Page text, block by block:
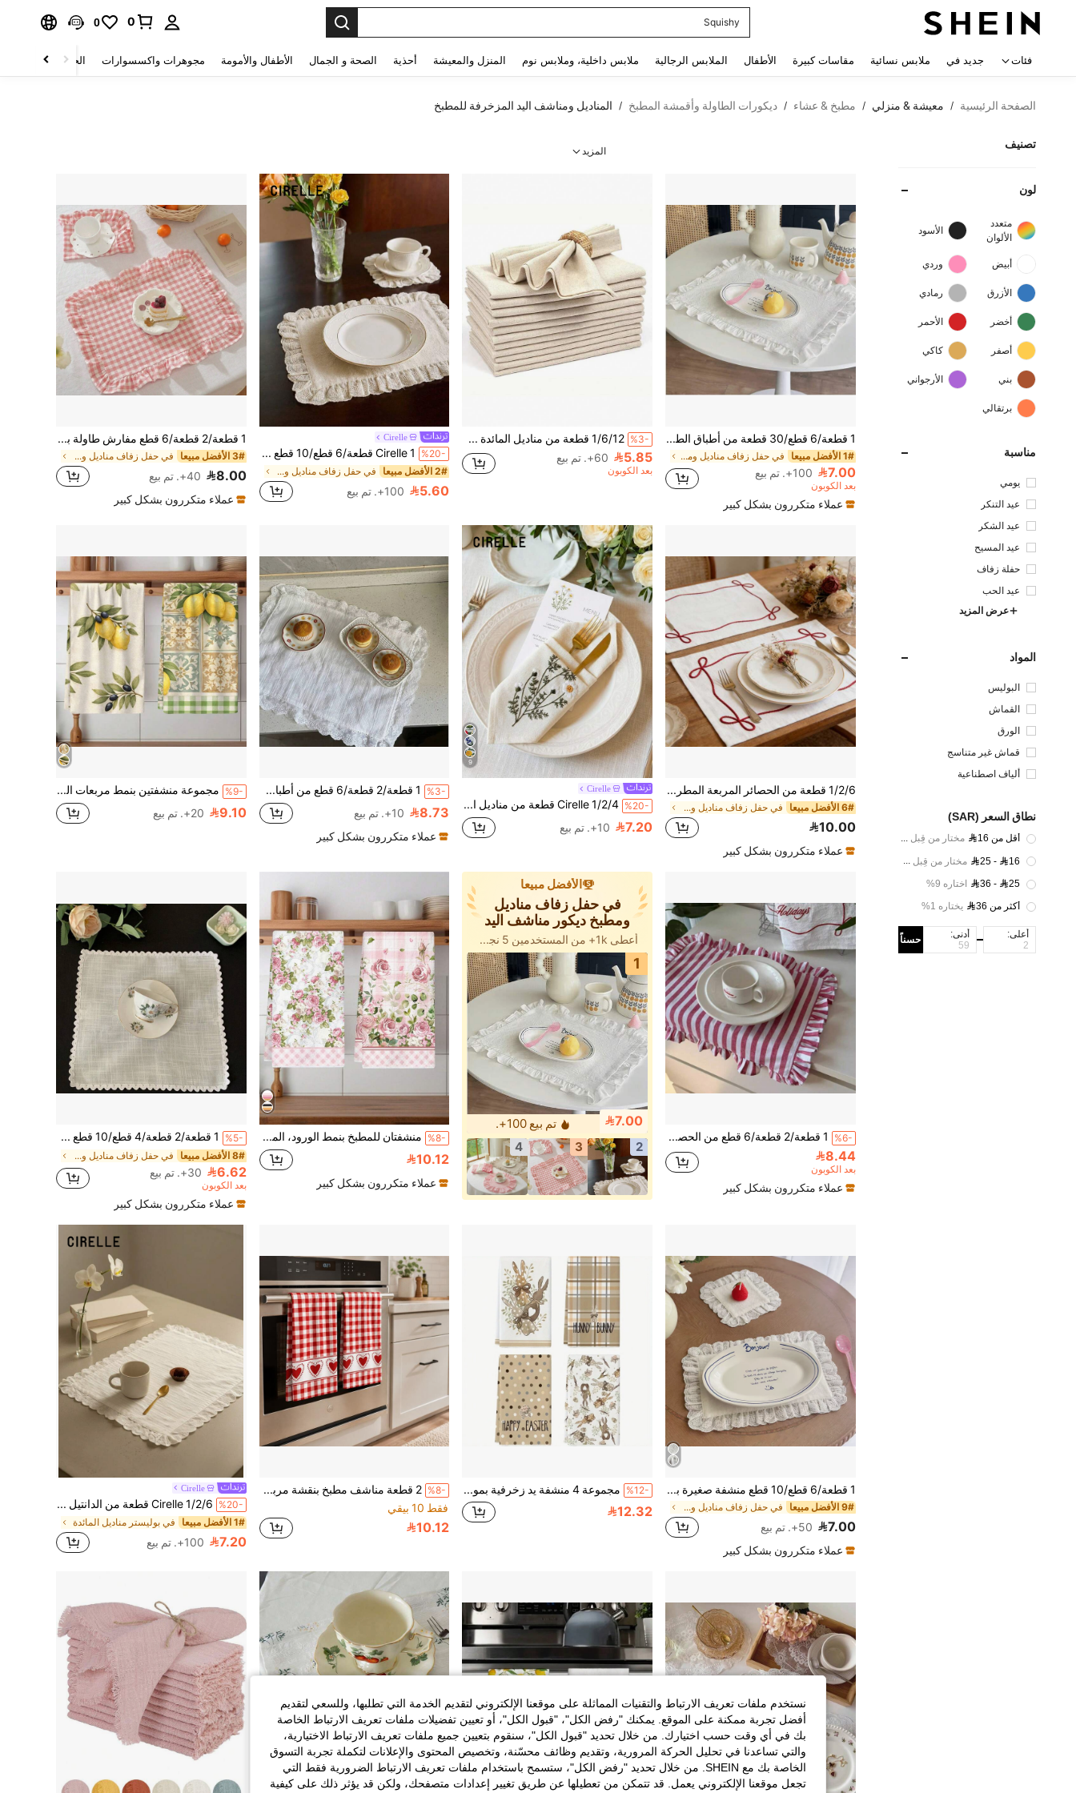
Squishy
0
0
فئات جديد في ملابس نسائية مقاسات كبيرة الأطفال الملابس الرجالية ملابس داخلية، وملابس نوم المنزل والمعيشة أحذية الصحة و الجمال الأطفال والأمومة مجوهرات واكسسوارات الحقائب والأمتعة
الصفحة الرئيسية / معيشة & منزلي / مطبخ & عشاء / ديكورات الطاولة وأقمشة المطبخ / المناديل ومناشف اليد المزخرفة للمطبخ
تصنيف
لون
متعدد
الألوان
الأسود
أبيض وردي
الأزرق رمادي
أخضر الأحمر
أصفر كاكي
بني الأرجواني
برتقالي
مناسبة
يومي
عيد التنكر
عيد الشكر
عيد المسيح
حفلة زفاف
عيد الحب
عرض المزيد
المواد
البوليس
تر
القماش
الورق
قماش غير متناسج
ألياف اصطناعية
نطاق السعر (SAR)
أقل من 16 مختار من قِبل 30%
25 - 16 مختار من قِبل 60%
36 - 25 اختاره 9%
أكثر من 36 يختاره 1%
أعلى: أدنى: حسناً
المزيد
1 قطعة/6 قطع/30 قطعة من أطباق الطعام الفرنسية الرجعية، قماش غطاء الغبار بحافة مكرمشة بيضاء، سجادة طاولة الشاي، مناديل التصوير الفوتوغرافي للطعام والخبز
1# الأفضل مبيعا في حفل زفاف مناديل ومطبخ ديكور مناشف اليد
7.00 100+. تم بيع
بعد الكوبون
عملاء متكررون بشكل كبير
%3- 1/6/12 قطعة من مناديل المائدة من الكتان البيج على الطراز الريفي، مناسبة للولائم والمطاعم والمطبخ وديكور طاولة الطعام، قابلة للتنفس وخفيفة الوزن، بمقاس 40 * 40 سم / 45 * 45 سم
5.85 60+. تم بيع
بعد الكوبون
Cirelle
%20- Cirelle 1 قطعة/6 قطع/10 قطع منشفة صغيرة بتصميم قلب دانتيل على الطراز الكوري، قماش متعدد الاستخدامات لتغطية الأطعمة في التصوير الفوتوغرافي
2# الأفضل مبيعا في حفل زفاف مناديل ومطبخ ديكور مناشف اليد
5.60 100+. تم بيع
1 قطعة/2 قطعة/6 قطع مفارش طاولة بنمط كوري مربعات، مفرش طاولة بألوان حلوى حلوة مع حافة مكشكشة، وسادة عزل لطيفة لأطباق الطعام لطاولة الطعام
3# الأفضل مبيعا في حفل زفاف مناديل ومطبخ ديكور مناشف اليد
8.00 40+. تم بيع
عملاء متكررون بشكل كبير
1/2/6 قطعة من الحصائر المربعة المطرزة بشريط أحمر بسيط على طراز إنس، مناسبة للمقهى والحفلات وغرفة الطعام، وسادات مقاومة للحرارة
6# الأفضل مبيعا في حفل زفاف مناديل ومطبخ ديكور مناشف اليد
10.00
عملاء متكررون بشكل كبير
9
Cirelle
%20- Cirelle 1/2/4 قطعة من مناديل القماش المطرزة بطراز بوهيمي مع تطريز رائع، مصنوعة من قماش الكتان القطني البيج. هذه المناديل القابلة لإعادة الاستخدام مثالية لطاولات المطبخ، ويمكن استخدامها أيضًا كوسادات طاولة، مناديل عشاء، ديكور منزلي، ديكورات عيد، أو لحفلات، عشاءات، حفلات عروس، حفلات زفاف، طراز المزرعة والمزيد.
7.20 10+. تم بيع
%3- 1 قطعة/2 قطعة/6 قطع من أطباق الطعام ذات الملمس المموج والخطوط، قماش طعام أميري بحواف مكرمشة، أطباق طعام لطيفة مع حشوات عازلة للحرارة
8.73 10+. تم بيع
عملاء متكررون بشكل كبير
%9- مجموعة منشفتين بنمط مربعات الليمون - منشفات زخرفية، من الميكروفايبر فائقة الامتصاص، قابلة للغسل في الغسالة، مناسبة لديكور العطلات، الطهي والخبز، هدايا عيد الميلاد والتنظيف، مناسبة للمطبخ والحمام والمرحاض
9.10 20+. تم بيع
%6- 1 قطعة/2 قطعة/6 قطع من الحصيرة المنقوشة على الطراز الكوري، مفرش طاولة مربع مع حافة مكرمشة، حصيرة عزل طبق طعام جميلة
8.44
بعد الكوبون
عملاء متكررون بشكل كبير
الأفضل مبيعا
في حفل زفاف مناديل
ومطبخ ديكور مناشف اليد
أعطى 1k+ من المستخدمين 5 نجوم
1
7.00
تم بيع 100+.
2
3
4
%8- منشفتان للمطبخ بنمط الورود، المقاس 40*48 سم، بتصميم ورود عتيق، منشفة يد من الميكروفايبر ناعمة وماصة، ديكور مزرعي للمطبخ، ديكور طاولة الطعام، ديكور المنزل، الحمام، هدية لعيد الربيع/الصيف
10.12
عملاء متكررون بشكل كبير
%5- 1 قطعة/2 قطعة/4 قطع/10 قطع مناديل ملونة ذات لمسة عتيقة من الدانتيل، مناديل، وشاح، غطاء زخرفي، مناسبة للاستخدام اليومي والحفلات
8# الأفضل مبيعا في حفل زفاف مناديل ومطبخ ديكور مناشف اليد
6.62 30+. تم بيع
بعد الكوبون
عملاء متكررون بشكل كبير
1 قطعة/6 قطع/10 قطع منشفة صغيرة بتصميم قلب دانتيل على الطراز الكوري، قماش متعدد الاستخدامات لتغطية الأطعمة في التصوير الفوتوغرافي
9# الأفضل مبيعا في حفل زفاف مناديل ومطبخ ديكور مناشف اليد
7.00 50+. تم بيع
عملاء متكررون بشكل كبير
%12- مجموعة 4 منشفة يد زخرفية بموضوع الربيع، بنقشة البطة والنقش الشعبي، منسوجة من البوليستر، بطرازٍ ريفي بسيط، ماصة وناعمة، ديكور المطبخ والحمام
12.32
%8-
2 قطعة مناشف مطبخ بنقشة مربعات وردية وبيضاء، مناديل قماشية، مجموعة مناشف مطبخ، مناشف ديكور المنزل، ديكور الغرفة، ديكور الزفاف، مناشف أطباق المطبخ، قابلة للغسل في الغسالة، مناشف يد ديكور المطبخ، هدايا العطلات ومستلزمات التنظيف
فقط 10 بيقي
10.12
Cirelle
%20- Cirelle 1/2/6 قطعة من الدانتيل الأبيض الفرنسي الفيونكة الزخرفية، مناسبة لعيد الحب وديكور المنزل
1# الأفضل مبيعا في بوليستر مناديل المائدة
7.20 100+. تم بيع
نستخدم ملفات تعريف الارتباط والتقنيات المماثلة على موقعنا الإلكتروني لتقديم الخدمة التي تطلبها، وللسعي لتقديم
أفضل تجربة ممكنة على الموقع. يمكنك "رفض الكل"، "قبول الكل"، أو تعيين تفضيلات ملفات تعريف الارتباط الخاصة
بك في أي وقت حسب اختيارك. من خلال تحديد "قبول الكل"، سنقوم بتعيين جميع ملفات تعريف الارتباط الاختيارية،
والتي تساعدنا في تحليل الحركة المرورية، وتقديم وظائف محسّنة، وتخصيص المحتوى والإعلانات لتكملة تجربة التسوق
الخاصة بك مع SHEIN. من خلال تحديد "رفض الكل"، ستسمح باستخدام ملفات تعريف الارتباط الضرورية فقط التي
تجعل موقعنا الإلكتروني يعمل. قد تتمكن من تعطيلها عن طريق تغيير إعدادات متصفحك، ولكن قد يؤثر ذلك على كيفية